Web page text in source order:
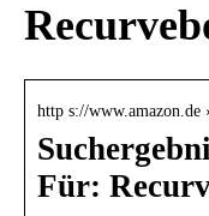
http s://www.amazon.de
Für: